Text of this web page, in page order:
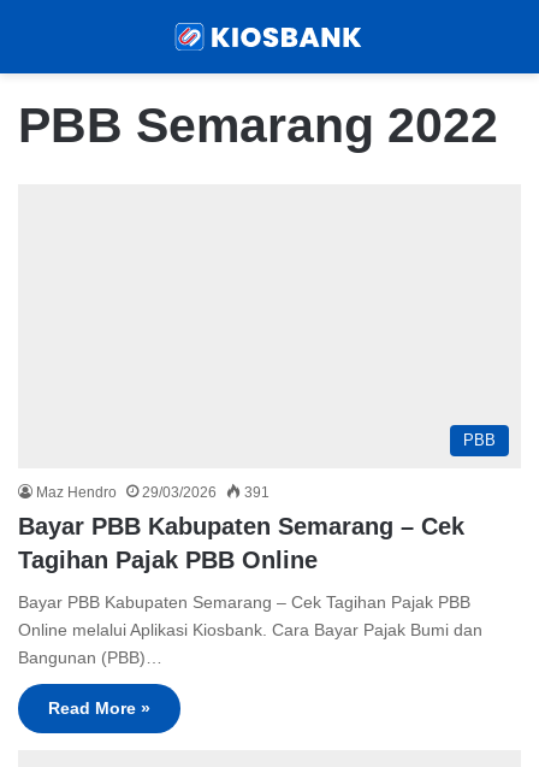
PBB Semarang 2022
PBB
Maz Hendro 29/03/2026 391
Bayar PBB Kabupaten Semarang – Cek
Tagihan Pajak PBB Online
Bayar PBB Kabupaten Semarang – Cek Tagihan Pajak PBB
Online melalui Aplikasi Kiosbank. Cara Bayar Pajak Bumi dan
Bangunan (PBB)…
Read More »